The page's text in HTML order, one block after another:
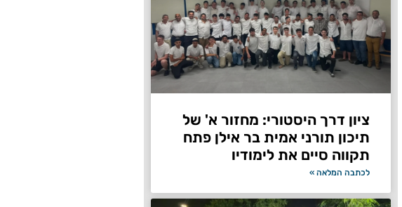
ציון דרך היסטורי: מחזור א' של
תיכון תורני אמית בר אילן פתח
תקווה סיים את לימודיו
לכתבה המלאה »